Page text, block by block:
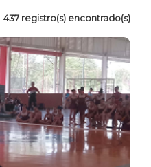
437 registro(s) encontrado(s)